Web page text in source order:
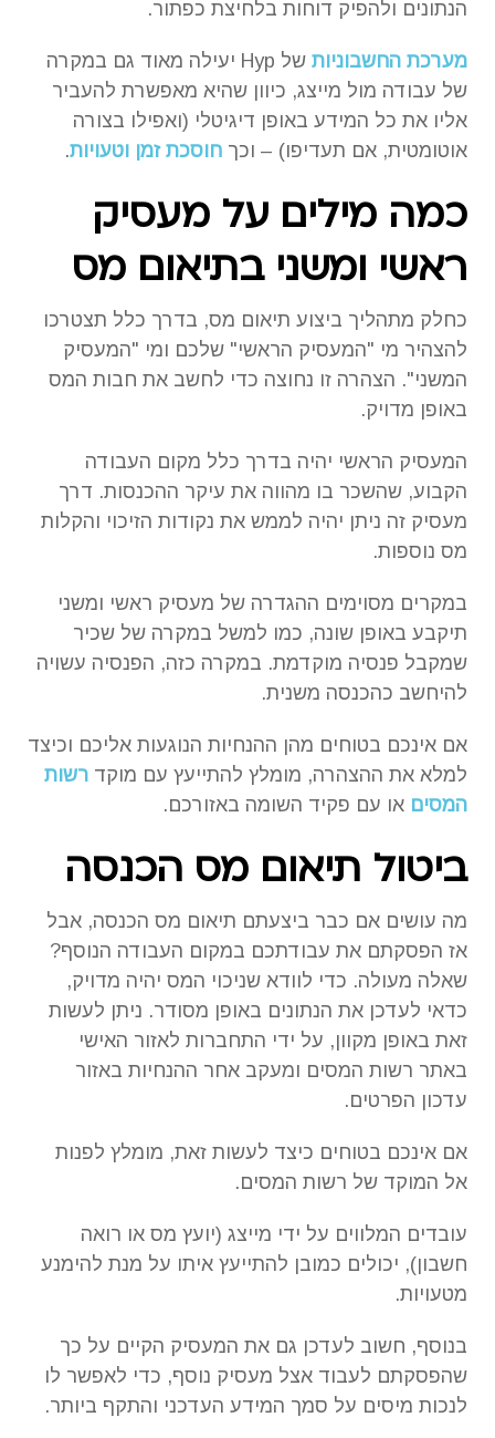
הנתונים ולהפיק דוחות בלחיצת כפתור.
מערכת החשבוניות
של Hyp יעילה מאוד גם במקרה
של עבודה מול מייצג, כיוון שהיא מאפשרת להעביר
אליו את כל המידע באופן דיגיטלי (ואפילו בצורה
אוטומטית, אם תעדיפו) – וכך חוסכת זמן וטעויות.
כמה מילים על מעסיק
ראשי ומשני בתיאום מס
כחלק מתהליך ביצוע תיאום מס, בדרך כלל תצטרכו
להצהיר מי "המעסיק הראשי" שלכם ומי "המעסיק
המשני". הצהרה זו נחוצה כדי לחשב את חבות המס
באופן מדויק.
המעסיק הראשי יהיה בדרך כלל מקום העבודה
הקבוע, שהשכר בו מהווה את עיקר ההכנסות. דרך
מעסיק זה ניתן יהיה לממש את נקודות הזיכוי והקלות
מס נוספות.
במקרים מסוימים ההגדרה של מעסיק ראשי ומשני
תיקבע באופן שונה, כמו למשל במקרה של שכיר
שמקבל פנסיה מוקדמת. במקרה כזה, הפנסיה עשויה
להיחשב כהכנסה משנית.
אם אינכם בטוחים מהן ההנחיות הנוגעות אליכם וכיצד
למלא את ההצהרה, מומלץ להתייעץ עם מוקד רשות
המסים או עם פקיד השומה באזורכם.
ביטול תיאום מס הכנסה
מה עושים אם כבר ביצעתם תיאום מס הכנסה, אבל
אז הפסקתם את עבודתכם במקום העבודה הנוסף?
שאלה מעולה. כדי לוודא שניכוי המס יהיה מדויק,
כדאי לעדכן את הנתונים באופן מסודר. ניתן לעשות
זאת באופן מקוון, על ידי התחברות לאזור האישי
באתר רשות המסים ומעקב אחר ההנחיות באזור
עדכון הפרטים.
אם אינכם בטוחים כיצד לעשות זאת, מומלץ לפנות
אל המוקד של רשות המסים.
עובדים המלווים על ידי מייצג (יועץ מס או רואה
חשבון), יכולים כמובן להתייעץ איתו על מנת להימנע
מטעויות.
בנוסף, חשוב לעדכן גם את המעסיק הקיים על כך
שהפסקתם לעבוד אצל מעסיק נוסף, כדי לאפשר לו
לנכות מיסים על סמך המידע העדכני והתקף ביותר.